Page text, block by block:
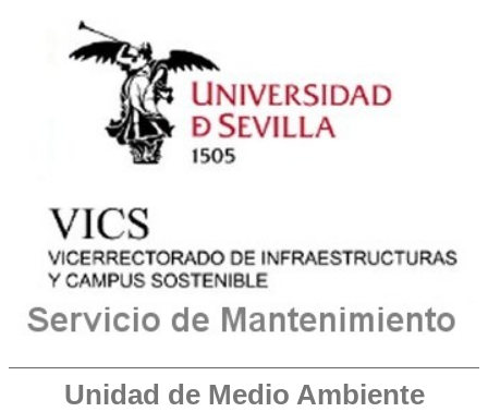
Unidad de Medio Ambiente